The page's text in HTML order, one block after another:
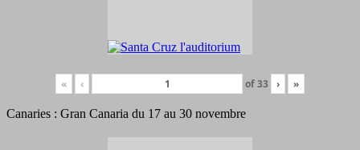
« ‹ of33 › »
Canaries : Gran Canaria du 17 au 30 novembre